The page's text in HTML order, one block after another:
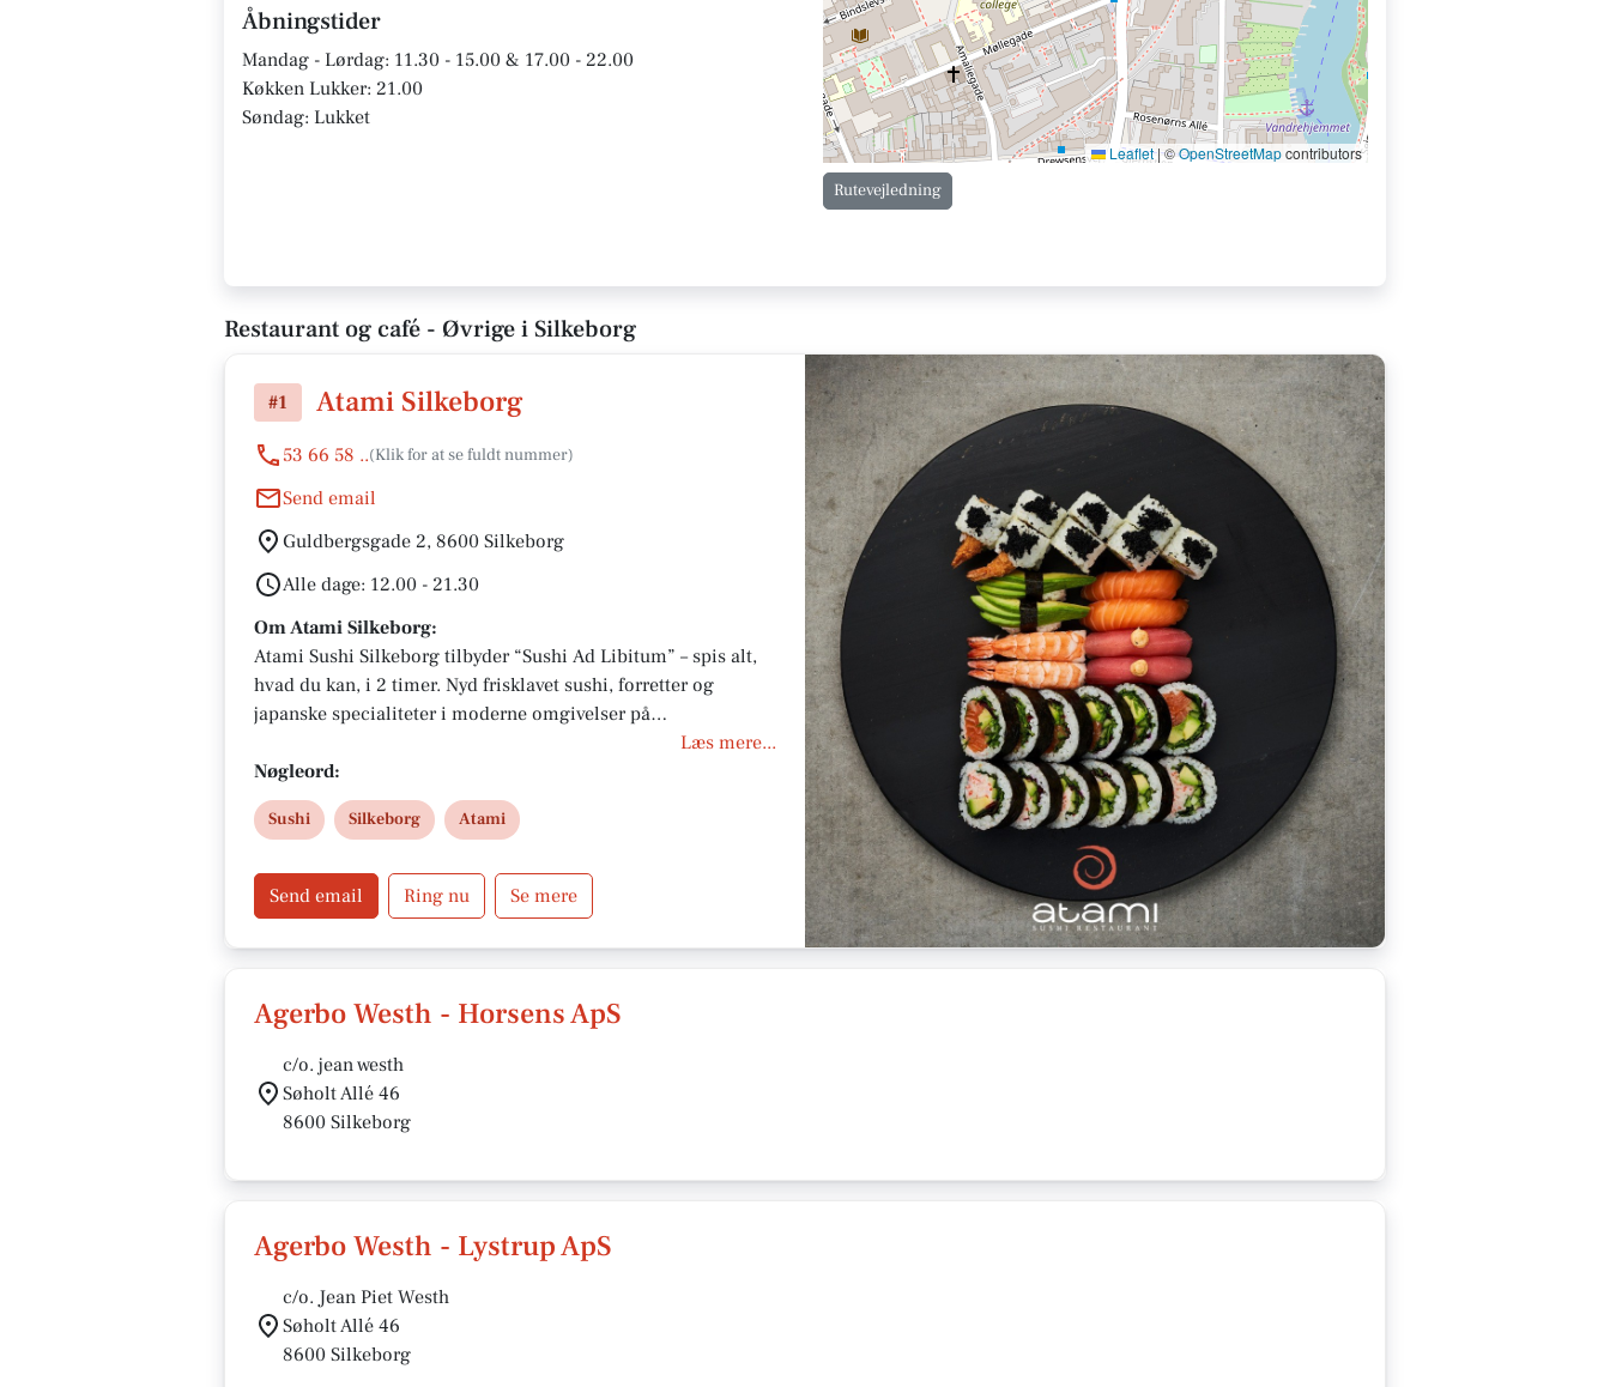
Åbningstider
Mandag - Lørdag: 11.30 - 15.00 & 17.00 - 22.00
Køkken Lukker: 21.00
Søndag: Lukket
Leaflet |©OpenStreetMapcontributors
Rutevejledning
Restaurant og café - Øvrige i Silkeborg
#1 Atami Silkeborg
53 66 58 ..
Send email
Guldbergsgade 2, 8600 Silkeborg
Alle dage: 12.00 - 21.30
Om Atami Silkeborg:
Atami Sushi Silkeborg tilbyder “Sushi Ad Libitum” – spis alt,
hvad du kan, i 2 timer. Nyd frisklavet sushi, forretter og
japanske specialiteter i moderne omgivelser på
Guldbergsgade 2. Bestil bord eller takeaway og oplev god
service, kvalitet og bæredygtighed. Perfekt til både frokost,
aften og hyggelige stunder med venner og familie.
Læs mere...
Nøgleord:
Sushi Silkeborg Atami
Send email Ring nu Se mere
Agerbo Westh - Horsens ApS
c/o. jean westh
Søholt Allé 46
8600 Silkeborg
Agerbo Westh - Lystrup ApS
c/o. Jean Piet Westh
Søholt Allé 46
8600 Silkeborg